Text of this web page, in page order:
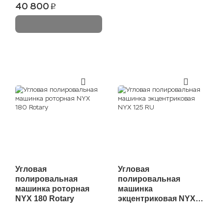
40 800 p
Угловая
полировальная
машинка роторная
NYX 180 Rotary
Угловая
полировальная
машинка
экцентриковая NYX